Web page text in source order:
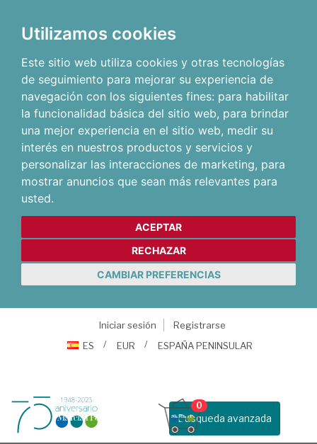
Utilizamos cookies
Este sitio web utiliza cookies y otras tecnologías
de seguimiento para mejorar su experiencia de
navegación con los siguientes fines: para habilitar
la funcionalidad básica del sitio web, para brindar
una mejor experiencia en el sitio web, medir su
interés en nuestros productos y servicios y
personalizar las interacciones de marketing, para
mostrar anuncios que sean más relevantes para
usted.
ACEPTAR
RECHAZAR
CAMBIAR PREFERENCIAS
Iniciar sesión
Registrarse
ES
EUR ESPAÑA PENINSULAR
Busqueda avanzada
0